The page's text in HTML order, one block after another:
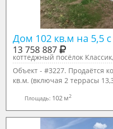
Дом 102 кв.м на 5,5
13 758 887
коттеджный посёлок
Объект - #3227. Продаётся
кв.м. (включая 2 террасы
Площадь: 102 м2